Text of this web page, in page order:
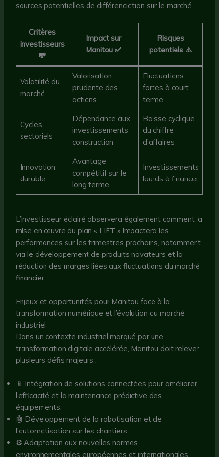
sources potentielles de différenciation sur le marché.
Critères
investisseurs
💸
Impact sur
Manitou ✅
Risques
potentiels ⚠️
Volatilité du
marché
Valorisation
prudente des
actions
Fluctuations
fortes à court
terme
Cycles
sectoriels
Dépendance aux
investissements
construction
Baisse cyclique
du chiffre
d’affaires
Innovation
durable
Avantage
compétitif sur le
long terme
Investissements
lourds à financer
L’investisseur éclairé observera également comment la
mise en œuvre du plan « LIFT » impactera les
performances sur les trimestres prochains, notamment
via le développement de produits novateurs et la
réduction des marges liées aux fluctuations du marché
financier.
Enjeux et opportunités pour Manitou face à la
transformation numérique et l’évolution du marché
industriel
Dans un contexte industriel marqué par une
transformation digitale accélérée, Manitou doit relever
plusieurs défis majeurs :
📱 Intégration de solutions connectées pour améliorer
l’efficacité et la maintenance prédictive des
équipements.
🤖 Développement de la robotisation et de
l’automatisation sur les chantiers.
⚙️ Adaptation aux nouvelles normes
environnementales européennes et internationales.